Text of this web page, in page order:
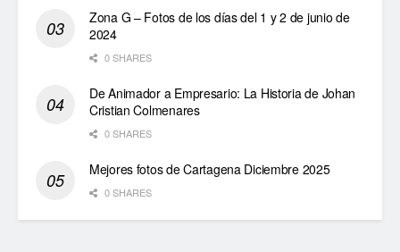
Zona G – Fotos de los días del 1 y 2 de junio de
2024
0 SHARES
De Animador a Empresario: La Historia de Johan
Cristian Colmenares
0 SHARES
Mejores fotos de Cartagena Diciembre 2025
0 SHARES